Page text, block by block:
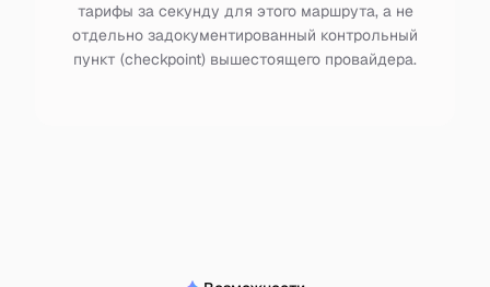
тарифы за секунду для этого маршрута, а не
отдельно задокументированный контрольный
пункт (checkpoint) вышестоящего провайдера.